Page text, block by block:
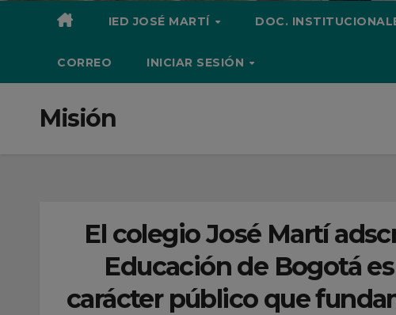
IED JOSÉ MARTÍ DOC.
CORREO INICIAR SESIÓN
Misión
El colegio José Martí
Educación de Bogotá
carácter público que